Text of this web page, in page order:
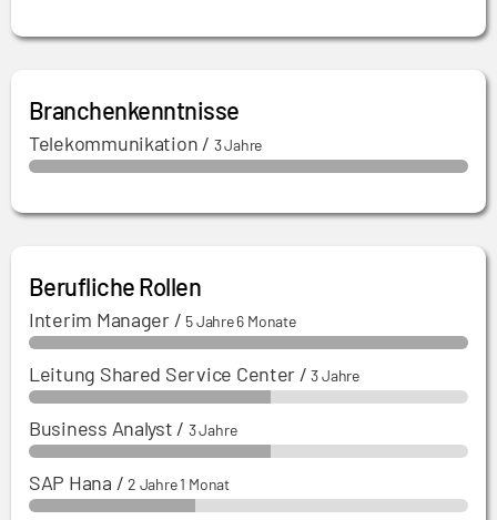
Branchenkenntnisse
Telekommunikation / 3 Jahre
Berufliche Rollen
Interim Manager/ 5 Jahre 6 Monate
Leitung Shared Service Center /3 Jahre
Business Analyst / 3 Jahre
SAP Hana /2 Jahre 1 Monat